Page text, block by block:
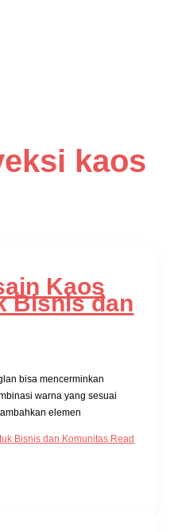
kaos
Kaos
Bisnis dan
bisa mencerminkan
warna yang sesuai
elemen
Bisnis dan Komunitas Read